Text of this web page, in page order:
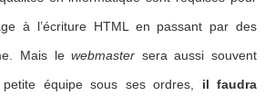
à l’écriture HTML en passant par des
Mais lewebmaster sera aussi souvent
petite équipe sous ses ordres, il faudra